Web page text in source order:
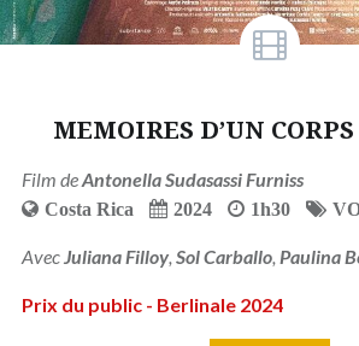
MEMOIRES D’UN
Film deAntonella Sudasassi Furniss
Costa Rica 2024 1h30
Avec Juliana Filloy, Sol Carballo, Paulina
Prix du public - Berlinale 2024